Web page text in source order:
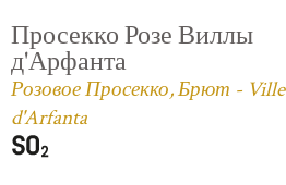
Просекко Розе Виллы
д'Арфанта
Розовое Просекко, Брют - Ville
d'Arfanta